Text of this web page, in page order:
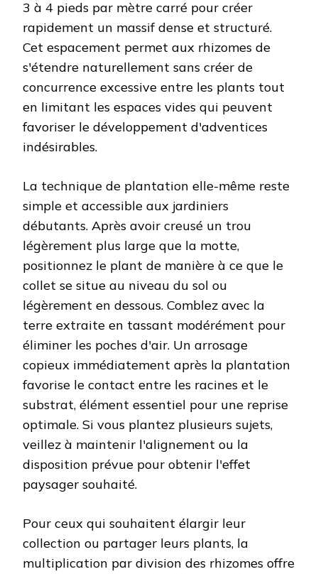
3 à 4 pieds par mètre carré pour créer
rapidement un massif dense et structuré.
Cet espacement permet aux rhizomes de
s'étendre naturellement sans créer de
concurrence excessive entre les plants tout
en limitant les espaces vides qui peuvent
favoriser le développement d'adventices
indésirables.
La technique de plantation elle-même reste
simple et accessible aux jardiniers
débutants. Après avoir creusé un trou
légèrement plus large que la motte,
positionnez le plant de manière à ce que le
collet se situe au niveau du sol ou
légèrement en dessous. Comblez avec la
terre extraite en tassant modérément pour
éliminer les poches d'air. Un arrosage
copieux immédiatement après la plantation
favorise le contact entre les racines et le
substrat, élément essentiel pour une reprise
optimale. Si vous plantez plusieurs sujets,
veillez à maintenir l'alignement ou la
disposition prévue pour obtenir l'effet
paysager souhaité.
Pour ceux qui souhaitent élargir leur
collection ou partager leurs plants, la
multiplication par division des rhizomes offre